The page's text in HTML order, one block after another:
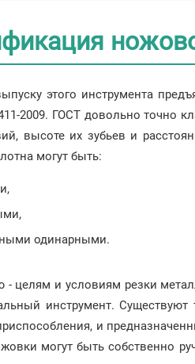
этого инструмента
2009. ГОСТ довольно точно
высоте их зубьев и
могут быть:
одинарными.
- целям и условиям резки
инструмент.
и
могут быть собственно